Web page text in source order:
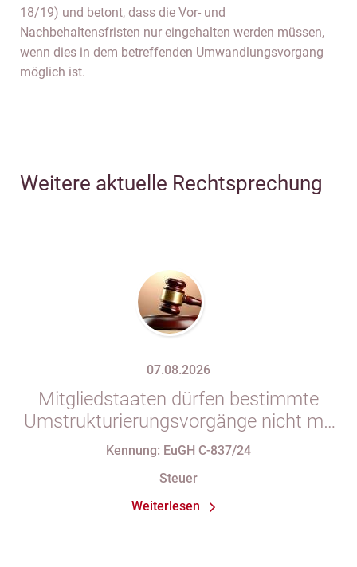
18/19) und betont, dass die Vor- und
Nachbehaltensfristen nur eingehalten werden müssen,
wenn dies in dem betreffenden Umwandlungsvorgang
möglich ist.
Weitere aktuelle Rechtsprechung
07.08.2026
Mitgliedstaaten dürfen bestimmte
Umstrukturierungsvorgänge nicht mit
indirekten Steuern belasten
Kennung: EuGH C-837/24
Steuer
Weiterlesen